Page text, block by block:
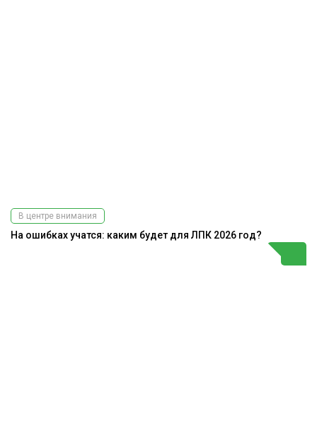
В центре внимания
На ошибках учатся: каким будет для ЛПК 2026 год?